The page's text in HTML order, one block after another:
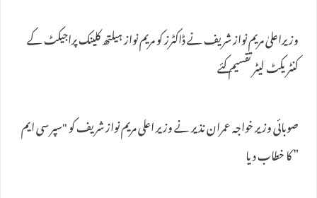
وزیراعلیٰ مریم نواز شریف نے ڈاکٹرز کو مریم نواز ہیلتھ کلینک پراجیکٹ کے
کنٹریکٹ لیٹر تقسیم کئے
صوبائی وزیر خواجہ عمران نذیر نے وزیر اعلی مریم نواز شریف کو "سپر سی ایم
” کا خطاب دیا